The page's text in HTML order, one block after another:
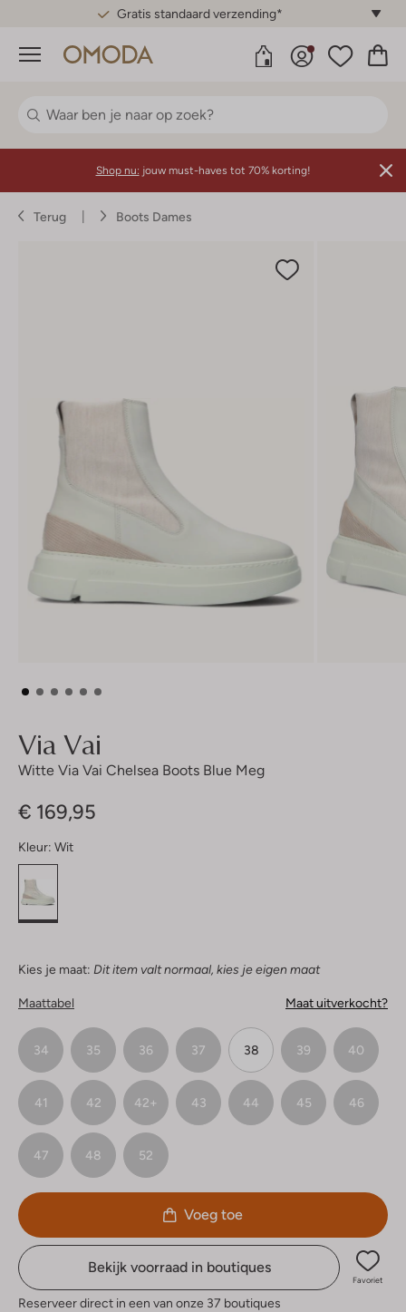
Gratis standaard verzending*
Menu
Shop nu: jouw must-haves tot 70% korting!
Terug Boots Dames
Via Vai
Witte Via Vai Chelsea Boots Blue Meg
€ 169,95
Kleur: Wit
Kies je maat: Dit item valt normaal, kies je eigen maat
Maattabel Maat uitverkocht?
34 35 36 37 38 39 40
41 42 42+ 43 44 45 46
47 48 52
Voeg toe
Bekijk voorraad in boutiques
Favoriet
Reserveer direct in een van onze 37 boutiques